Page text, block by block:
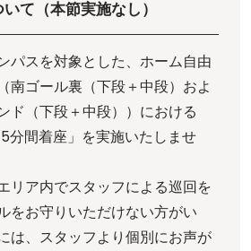
て（本節実施なし）
パスを対象とした、ホーム自由
南ゴール裏（下段＋中段）およ
ド（下段＋中段））における
分間着座」を実施いたしませ
リア内でスタッフによる巡回を
をお守りいただけない方がい
は、スタッフより個別にお声が